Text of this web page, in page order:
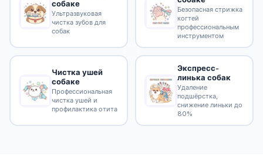
собаке
Ультразвуковая
чистка зубов для
собак
Безопасная стрижка
когтей
профессиональным
инструментом
Чистка ушей
собаке
Профессиональная
чистка ушей и
профилактика отита
Экспресс-
линька собак
Удаление
подшёрстка,
снижение линьки до
80%